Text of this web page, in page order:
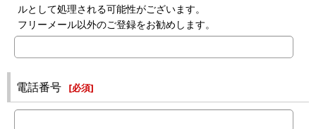
ルとして処理される可能性がございます。
フリーメール以外のご登録をお勧めします。
電話番号 [必須]